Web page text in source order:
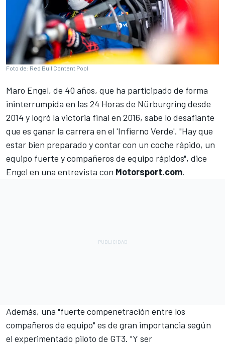
Foto de: Red Bull Content Pool
Maro Engel, de 40 años, que ha participado de forma
ininterrumpida en las 24 Horas de Nürburgring desde
2014 y logró la victoria final en 2016, sabe lo desafiante
que es ganar la carrera en el 'Infierno Verde'. "Hay que
estar bien preparado y contar con un coche rápido, un
equipo fuerte y compañeros de equipo rápidos", dice
Engel en una entrevista con Motorsport.com.
Además, una "fuerte compenetración entre los
compañeros de equipo" es de gran importancia según
el experimentado piloto de GT3. "Y ser